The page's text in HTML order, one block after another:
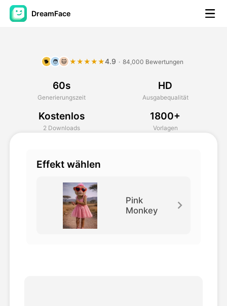
DreamFace
Avatar-Video
KI-Video
KI-Fotos
🐕 🧑 🐱 ★★★★★4.9 · 84,000 Bewertungen
60s
Generierungszeit
HD
Ausgabequalität
Kostenlos
2 Downloads
1800+
Vorlagen
Effekt wählen
Pink
Monkey